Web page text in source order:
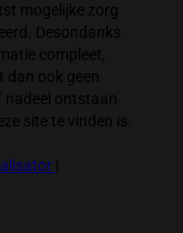
mogelijke zorg
Desondanks
compleet,
ook geen
nadeel ontstaan
site te vinden is.